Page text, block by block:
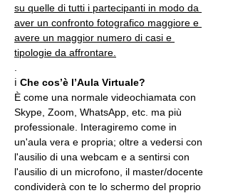
su quelle di tutti i partecipanti in modo da
aver un confronto fotografico maggiore e
avere un maggior numero di casi e
tipologie da affrontare.
ℹ Che cos’è l’Aula Virtuale?
È come una normale videochiamata con
Skype, Zoom, WhatsApp, etc. ma più
professionale. Interagiremo come in
un'aula vera e propria; oltre a vedersi con
l'ausilio di una webcam e a sentirsi con
l'ausilio di un microfono, il master/docente
condividerà con te lo schermo del proprio